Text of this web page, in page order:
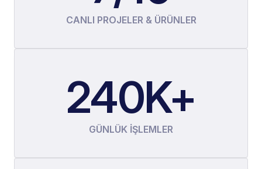
CANLI PROJELER & ÜRÜNLER
240K+
GÜNLÜK İŞLEMLER